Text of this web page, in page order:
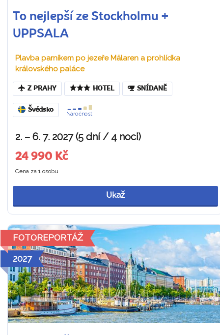
To nejlepší ze Stockholmu +
UPPSALA
Plavba parníkem po jezeře Mälaren a prohlídka
královského paláce
Z PRAHY HOTEL SNÍDANĚ
Švédsko
Náročnost
2. – 6. 7. 2027 (5 dní / 4 noci)
24 990 Kč
Cena za 1 osobu
Ukaž
FOTOREPORTÁŽ
2027